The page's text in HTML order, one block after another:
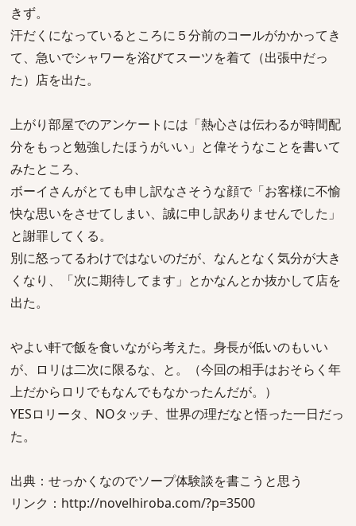
きず。
汗だくになっているところに５分前のコールがかかってき
て、急いでシャワーを浴びてスーツを着て（出張中だっ
た）店を出た。
上がり部屋でのアンケートには「熱心さは伝わるが時間配
分をもっと勉強したほうがいい」と偉そうなことを書いて
みたところ、
ボーイさんがとても申し訳なさそうな顔で「お客様に不愉
快な思いをさせてしまい、誠に申し訳ありませんでした」
と謝罪してくる。
別に怒ってるわけではないのだが、なんとなく気分が大き
くなり、「次に期待してます」とかなんとか抜かして店を
出た。
やよい軒で飯を食いながら考えた。身長が低いのもいい
が、ロリは二次に限るな、と。（今回の相手はおそらく年
上だからロリでもなんでもなかったんだが。）
YESロリータ、NOタッチ、世界の理だなと悟った一日だっ
た。
出典：せっかくなのでソープ体験談を書こうと思う
リンク：http://novelhiroba.com/?p=3500